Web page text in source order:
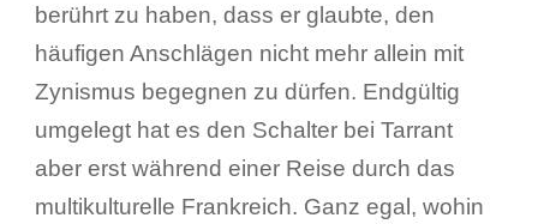
berührt zu haben, dass er glaubte, den
häufigen Anschlägen nicht mehr allein mit
Zynismus begegnen zu dürfen. Endgültig
umgelegt hat es den Schalter bei Tarrant
aber erst während einer Reise durch das
multikulturelle Frankreich. Ganz egal, wohin